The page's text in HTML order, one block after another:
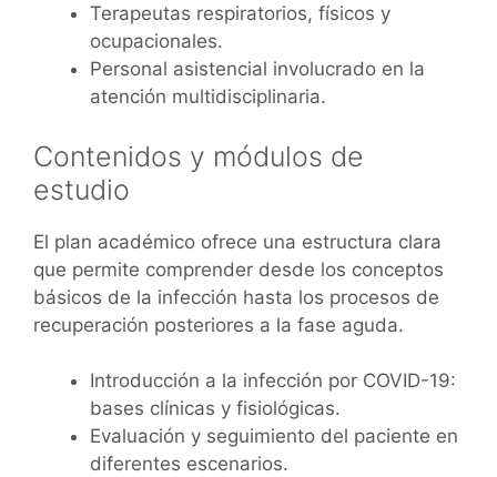
Terapeutas respiratorios, físicos y
ocupacionales.
Personal asistencial involucrado en la
atención multidisciplinaria.
Contenidos y módulos de
estudio
El plan académico ofrece una estructura clara
que permite comprender desde los conceptos
básicos de la infección hasta los procesos de
recuperación posteriores a la fase aguda.
Introducción a la infección por COVID-19:
bases clínicas y fisiológicas.
Evaluación y seguimiento del paciente en
diferentes escenarios.